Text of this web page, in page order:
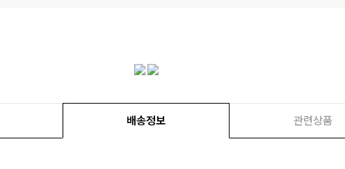
배송정보 관련상품